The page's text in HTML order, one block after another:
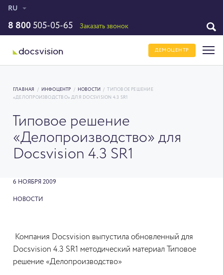
RU
8 800 505-05-65 Заказать звонок
ДЕМОЦЕНТР
ГЛАВНАЯ / ИНФОЦЕНТР / НОВОСТИ /
ТИПОВОЕ РЕШЕНИЕ
«ДЕЛОПРОИЗВОДСТВО» ДЛЯ DOCSVISION 4.3 SR1
Типовое решение
«Делопроизводство» для
Docsvision 4.3 SR1
6 НОЯБРЯ 2009
НОВОСТИ
Компания Docsvision выпустила обновленный для
Docsvision 4.3 SR1 методический материал Типовое
решение «Делопроизводство»